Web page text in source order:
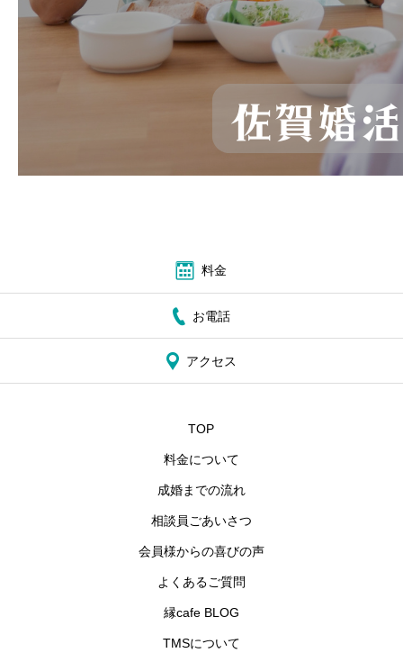
料金
お電話
アクセス
TOP
料金について
成婚までの流れ
相談員ごあいさつ
会員様からの喜びの声
よくあるご質問
縁cafe BLOG
TMSについて